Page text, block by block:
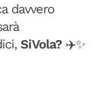
davvero
SiVola? ✈️✨